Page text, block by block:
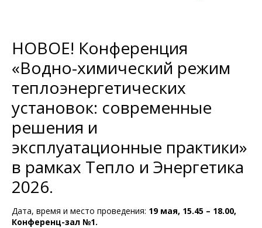
НОВОЕ! Конференция
«Водно-химический режим
теплоэнергетических
установок: современные
решения и
эксплуатационные практики»
в рамках Тепло и Энергетика
2026.
Дата, время и место проведения: 19 мая, 15.45 – 18.00,
Конференц-зал №1.